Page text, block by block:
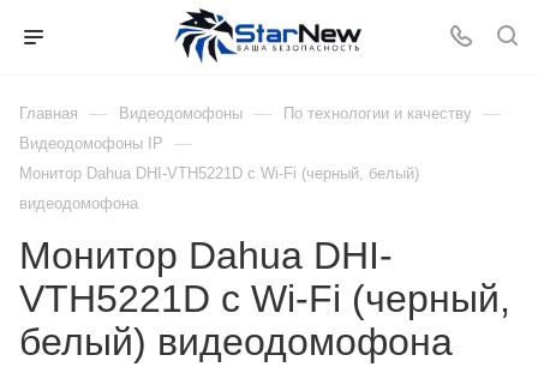
Главная — Видеодомофоны — По технологии и качеству —
Видеодомофоны IP —
Монитор Dahua DHI-VTH5221D с Wi-Fi (черный, белый)
видеодомофона
Монитор Dahua DHI-
VTH5221D с Wi-Fi (черный,
белый) видеодомофона